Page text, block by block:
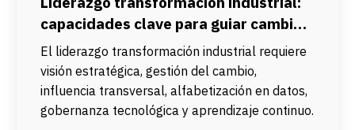
capacidades clave para guiar cambios
tecnológicos
El liderazgo transformación industrial requiere
visión estratégica, gestión del cambio,
influencia transversal, alfabetización en datos,
gobernanza tecnológica y aprendizaje continuo.